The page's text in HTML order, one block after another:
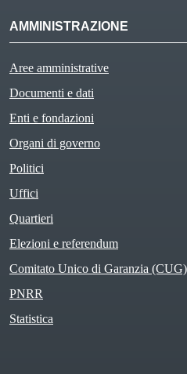
AMMINISTRAZIONE
Aree amministrative
Documenti e dati
Enti e fondazioni
Organi di governo
Politici
Uffici
Quartieri
Elezioni e referendum
Comitato Unico di Garanzia (CUG)
PNRR
Statistica